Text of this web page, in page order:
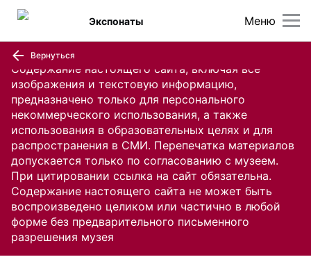
Содержание настоящего сайта, включая все
изображения и текстовую информацию,
предназначено только для персонального
некоммерческого использования, а также
использования в образовательных целях и для
распространения в СМИ. Перепечатка материалов
допускается только по согласованию с музеем.
При цитировании ссылка на сайт обязательна.
Содержание настоящего сайта не может быть
воспроизведено целиком или частично в любой
форме без предварительного письменного
разрешения музея
Меню
Экспонаты
Вернуться